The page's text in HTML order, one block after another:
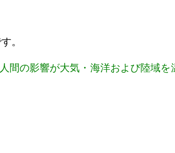
。
間の影響が大気・海洋および陸域